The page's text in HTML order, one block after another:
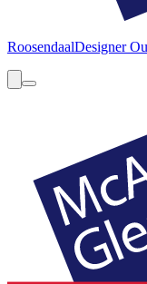
RoosendaalDesigner